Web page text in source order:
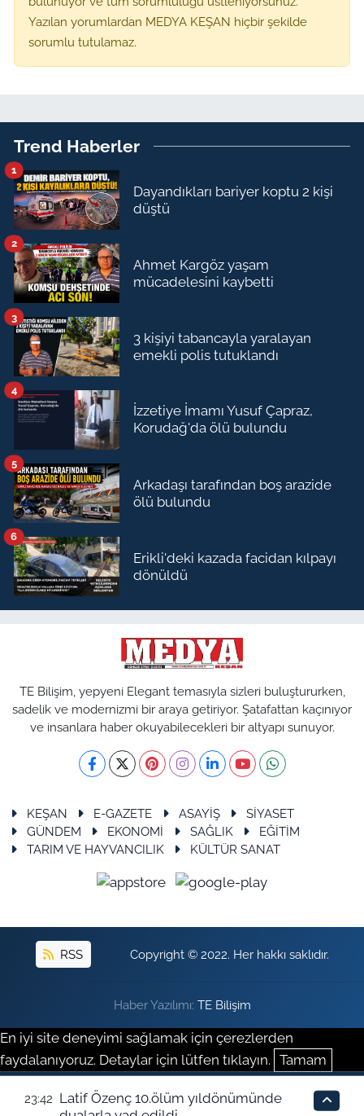
Yazılan yorumlardan MEDYA KEŞAN hiçbir şekilde
sorumlu tutulamaz.
Trend Haberler
Dayandıkları bariyer koptu 2 kişi
düştü
1
Ahmet Kargöz yaşam
mücadelesini kaybetti
2
3 kişiyi tabancayla yaralayan
emekli polis tutuklandı
3
İzzetiye İmamı Yusuf Çapraz,
Korudağ'da ölü bulundu
4
Arkadaşı tarafından boş arazide
ölü bulundu
5
Erikli'deki kazada facidan kılpayı
dönüldü
6
TE Bilişim, yepyeni Elegant temasıyla sizleri buluştururken,
sadelik ve modernizmi bir araya getiriyor. Şatafattan kaçınıyor
ve insanlara haber okuyabilecekleri bir altyapı sunuyor.
KEŞAN E-GAZETE ASAYİŞ
SİYASET
GÜNDEM
EKONOMİ SAĞLIK
EĞİTİM
TARIM VE HAYVANCILIK
KÜLTÜR SANAT
RSS Copyright © 2022. Her hakkı saklıdır.
Haber Yazılımı: TE Bilişim
En iyi site deneyimi sağlamak için çerezlerden
faydalanıyoruz. Detaylar için lütfen tıklayın. Tamam
23:42 Latif Özenç 10.ölüm yıldönümünde